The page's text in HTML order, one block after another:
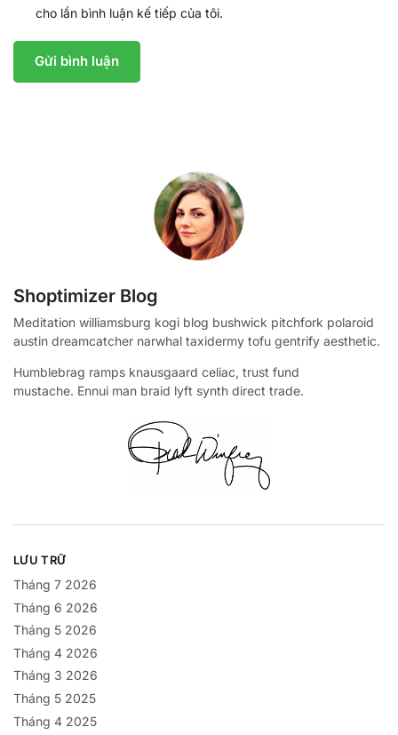
cho lần bình luận kế tiếp của tôi.
Shoptimizer Blog
Meditation williamsburg kogi blog bushwick pitchfork polaroid
austin dreamcatcher narwhal taxidermy tofu gentrify aesthetic.
Humblebrag ramps knausgaard celiac, trust fund
mustache. Ennui man braid lyft synth direct trade.
LƯU TRỮ
Tháng 7 2026
Tháng 6 2026
Tháng 5 2026
Tháng 4 2026
Tháng 3 2026
Tháng 5 2025
Tháng 4 2025